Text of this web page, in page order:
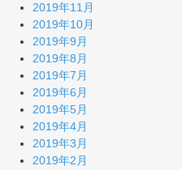
2019年11月
2019年10月
2019年9月
2019年8月
2019年7月
2019年6月
2019年5月
2019年4月
2019年3月
2019年2月